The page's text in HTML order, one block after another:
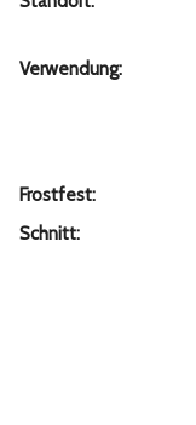
Verwendung:
Frostfest:
Schnitt: